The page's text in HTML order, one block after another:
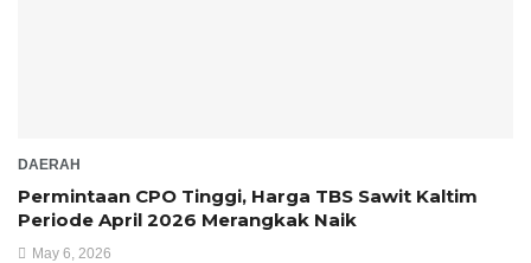
DAERAH
Permintaan CPO Tinggi, Harga TBS Sawit Kaltim
Periode April 2026 Merangkak Naik
May 6, 2026